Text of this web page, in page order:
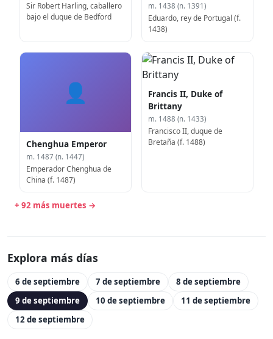
Sir Robert Harling, caballero
bajo el duque de Bedford
m. 1438 (n. 1391)
Eduardo, rey de Portugal (f.
1438)
👤
Chenghua Emperor
m. 1487 (n. 1447)
Emperador Chenghua de
China (f. 1487)
Francis II, Duke of
Brittany
m. 1488 (n. 1433)
Francisco II, duque de
Bretaña (f. 1488)
+ 92 más muertes →
Explora más días
6 de septiembre 7 de septiembre
8 de septiembre
9 de septiembre
10 de septiembre
11 de septiembre
12 de septiembre